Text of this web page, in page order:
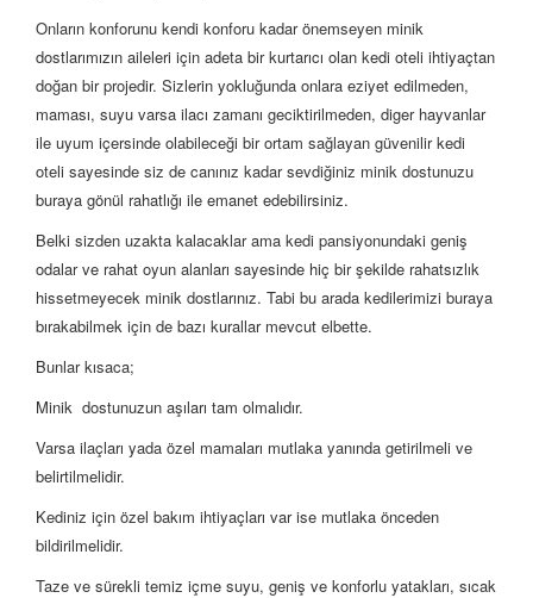
Onların konforunu kendi konforu kadar önemseyen minik
dostlarımızın aileleri için adeta bir kurtarıcı olan kedi oteli ihtiyaçtan
doğan bir projedir. Sizlerin yokluğunda onlara eziyet edilmeden,
maması, suyu varsa ilacı zamanı geciktirilmeden, diger hayvanlar
ile uyum içersinde olabileceği bir ortam sağlayan güvenilir kedi
oteli sayesinde siz de canınız kadar sevdiğiniz minik dostunuzu
buraya gönül rahatlığı ile emanet edebilirsiniz.
Belki sizden uzakta kalacaklar ama kedi pansiyonundaki geniş
odalar ve rahat oyun alanları sayesinde hiç bir şekilde rahatsızlık
hissetmeyecek minik dostlarınız. Tabi bu arada kedilerimizi buraya
bırakabilmek için de bazı kurallar mevcut elbette.
Bunlar kısaca;
Minik dostunuzun aşıları tam olmalıdır.
Varsa ilaçları yada özel mamaları mutlaka yanında getirilmeli ve
belirtilmelidir.
Kediniz için özel bakım ihtiyaçları var ise mutlaka önceden
bildirilmelidir.
Taze ve sürekli temiz içme suyu, geniş ve konforlu yatakları, sıcak